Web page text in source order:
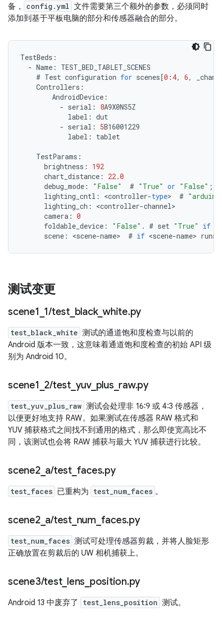
备，
config.yml 文件需要第三个额外的参数，必须同时
添加到基于平板电脑的部分和传感器融合的部分。
TestBeds :
- Name :
TEST_BED_TABLET_SCENES
# Test configuration for scenes[0 : 4, 6,
Controllers :
AndroidDevice :
- serial : 8A9X0NS5Z
label : dut
- serial : 5B16001229
label : tablet
TestParams :
brightness :
192
chart_distance :
22.0
debug_mode : "False" # "True" or "False" ;
lighting_cntl : <controller-type> #
lighting_ch : <controller-channel
camera : 0
foldable_device : "False" . # set "True" if
scene : <scene-name> # if <scene-name> runs
测试变更
scene1 1/test_ black_ white.py
test_black_white 测试的通道饱和度检查与以前的
Android 版本一致，这意味着通道饱和度检查的初始 API 级
别为 Android 10。
scene1 2/test_ yuv_ plus raw.py
test_yuv_plus_raw 测试会处理非 16:9 或 4:3 传感器，
以便更好地支持 RAW。如果测试在传感器 RAW 格式和
YUV 捕获格式之间找不到通用的格式，那么即使宽高比不
同，该测试也会将 RAW 捕获与最大 YUV 捕获进行比较。
scene2 a/test_ faces.py
test_faces 已重构为 test_num_faces 。
scene2 a/test_ num faces.py
test_num_faces 测试可处理传感器剪裁，并将人脸矩形
正确放置在剪裁后的 UW 相机捕获上。
scene3/test_ lens position.py
Android 13 中废弃了 test_lens_position 测试。